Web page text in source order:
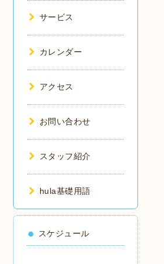
サービス
カレンダー
アクセス
お問い合わせ
スタッフ紹介
hula基礎用語
スケジュール